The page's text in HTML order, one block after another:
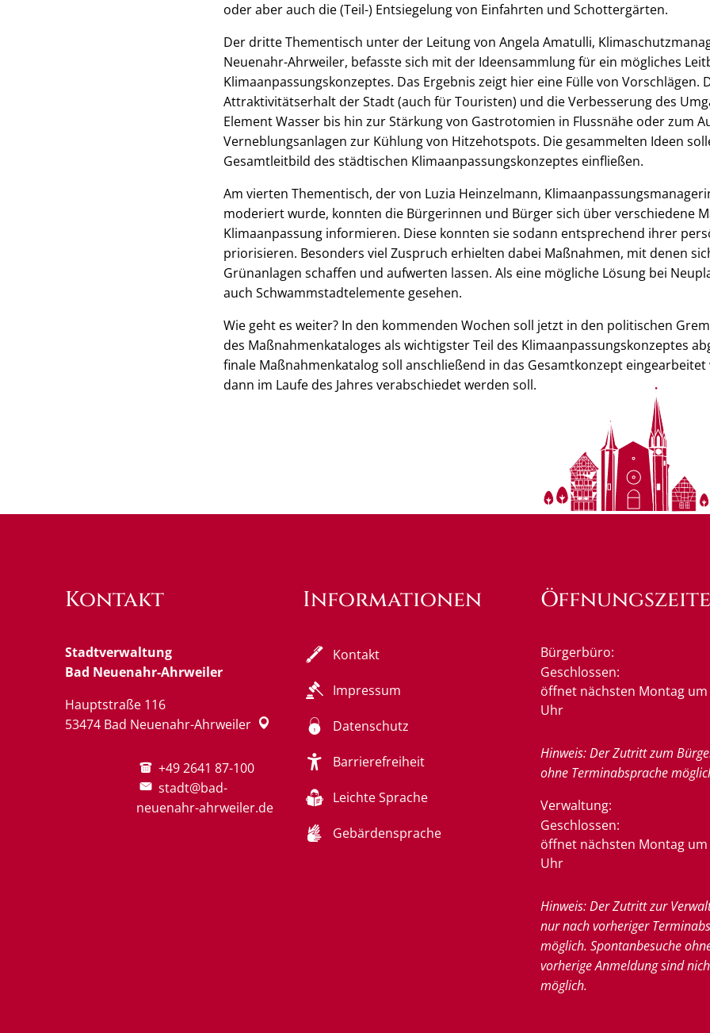
oder aber auch die (Teil-) Entsiegelung von Einfahrten und Schottergärten.
Der dritte Thementisch unter der Leitung von Angela Amatulli,
Neuenahr-Ahrweiler, befasste sich mit der Ideensammlung für ein mögliches
Klimaanpassungskonzeptes. Das Ergebnis zeigt hier eine Fülle von Vorschlägen.
Attraktivitätserhalt der Stadt (auch für Touristen) und die Verbesserung des
Element Wasser bis hin zur Stärkung von Gastrotomien in Flussnähe oder zum
Verneblungsanlagen zur Kühlung von Hitzehotspots. Die gesammelten Ideen
Gesamtleitbild des städtischen Klimaanpassungskonzeptes einfließen.
Am vierten Thementisch, der von Luzia Heinzelmann,
moderiert wurde, konnten die Bürgerinnen und Bürger sich über verschiedene
Klimaanpassung informieren. Diese konnten sie sodann entsprechend ihrer
priorisieren. Besonders viel Zuspruch erhielten dabei Maßnahmen, mit denen
Grünanlagen schaffen und aufwerten lassen. Als eine mögliche Lösung bei
auch Schwammstadtelemente gesehen.
Wie geht es weiter? In den kommenden Wochen soll jetzt in den politischen
des Maßnahmenkataloges als wichtigster Teil des Klimaanpassungskonzeptes
finale Maßnahmenkatalog soll anschließend in das Gesamtkonzept eingearbeitet
dann im Laufe des Jahres verabschiedet werden soll.
Kontakt
Stadtverwaltung
Bad Neuenahr-Ahrweiler
Hauptstraße 116
53474 Bad Neuenahr-Ahrweiler
+49 2641 87-100
stadt@bad-
neuenahr-ahrweiler.de
Informationen
Kontakt
Impressum
Datenschutz
Barrierefreiheit
Leichte Sprache
Gebärdensprache
Bürgerbüro:
Klicken, um weitere
Geschlossen:
öffnet nächsten Montag um
Uhr
Hinweis: Der Zutritt zum
ohne Terminabsprache
Verwaltung:
Klicken, um weitere
Geschlossen:
öffnet nächsten Montag um
Uhr
Hinweis: Der Zutritt zur
nur nach vorheriger
möglich. Spontanbesuche
vorherige Anmeldung sind
möglich.